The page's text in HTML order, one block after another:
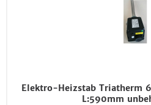
Elektro-Heizstab Triatherm
L:590mm